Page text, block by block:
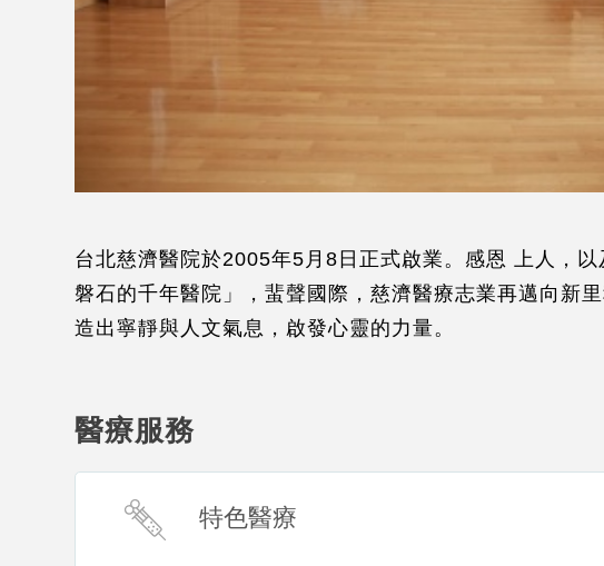
台北慈濟醫院於2005年5月8日正式啟業。感恩 上人，
磐石的千年醫院」，蜚聲國際，慈濟醫療志業再邁向新
造出寧靜與人文氣息，啟發心靈的力量。
醫療服務
特色醫療